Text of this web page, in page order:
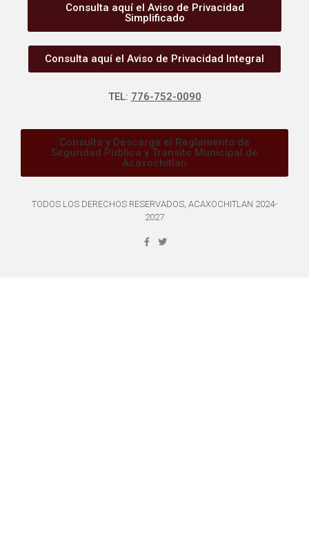
Consulta aquí el Aviso de Privacidad
Simplificado
Consulta aquí el Aviso de Privacidad Integral
TEL: 776-752-0090
Consulta y Descarga el Reglamento de
Seguridad Publica y Transito Municipal de
Acaxochitlan
TODOS LOS DERECHOS RESERVADOS, ACAXOCHITLAN 2024-
2027